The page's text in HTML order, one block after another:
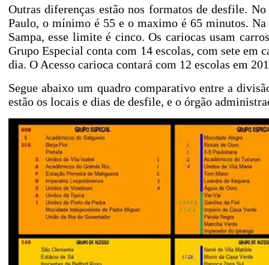
Outras diferenças estão nos formatos de desfile.
Paulo, o mínimo é 55 e o maximo é 65 minutos.
Sampa, esse limite é cinco. Os cariocas usam
Grupo Especial conta com 14 escolas, com sete em
dia. O Acesso carioca contará com 12 escolas em
Segue abaixo um quadro comparativo entre a
estão os locais e dias de desfile, e o órgão